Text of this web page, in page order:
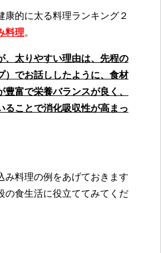
康的に太る料理ランキング２
料理。
、太りやすい理由は、先程の
）でお話ししたように、食材
富で栄養バランスが良く、
ることで消化吸収性が高まっ
み料理の例をあげておきます
の食生活に役立ててみてくだ